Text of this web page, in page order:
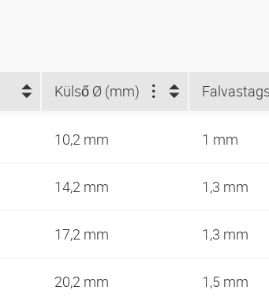
Külső Ø (mm)
10,2 mm 1 mm
14,2 mm 1,3 mm
17,2 mm 1,3 mm
20,2 mm 1,5 mm